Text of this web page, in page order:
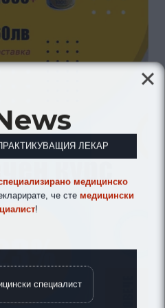
ЛЕКАР
медицинско
че сте медицински
!
специалист